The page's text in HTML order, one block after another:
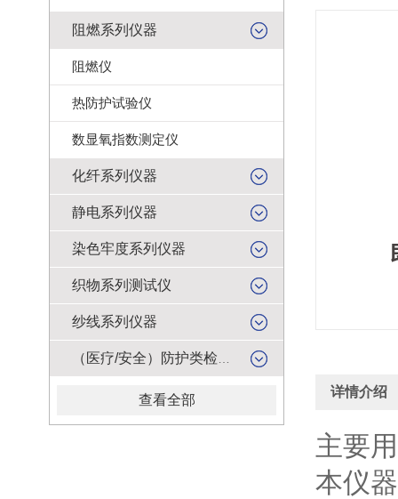
详情介绍
主要
本仪
阻燃系列仪器
阻燃仪
热防护试验仪
数显氧指数测定仪
化纤系列仪器
静电系列仪器
染色牢度系列仪器
织物系列测试仪
纱线系列仪器
查看全部